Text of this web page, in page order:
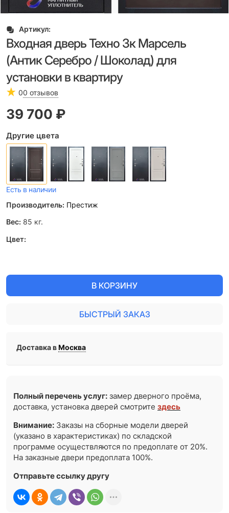
Артикул:
Входная дверь Техно 3к Марсель
(Антик Серебро / Шоколад) для
установки в квартиру
00 отзывов
39 700 ₽
Другие цвета
Есть в наличии
Производитель: Престиж
Вес: 85 кг.
Цвет:
В КОРЗИНУ
БЫСТРЫЙ ЗАКАЗ
Доставка вМосква
Полный перечень услуг: замер дверного проёма,
доставка, установка дверей смотритездесь
Внимание: Заказы на сборные модели дверей
(указано в характеристиках) по складской
программе осуществляются по предоплате от 20%.
На заказные двери предоплата 100%.
Отправьте ссылку другу